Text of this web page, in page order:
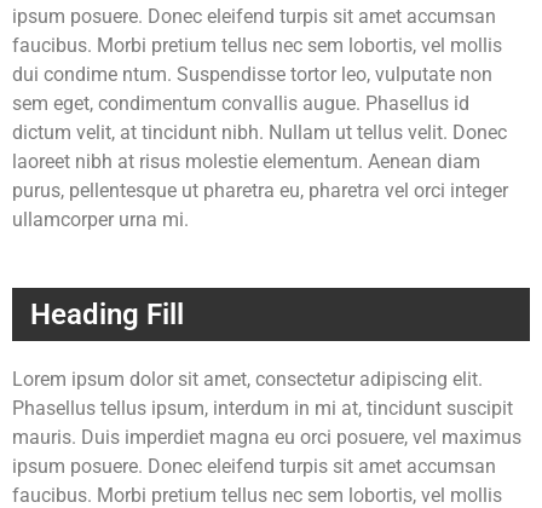
ipsum posuere. Donec eleifend turpis sit amet accumsan
faucibus. Morbi pretium tellus nec sem lobortis, vel mollis
dui condime ntum. Suspendisse tortor leo, vulputate non
sem eget, condimentum convallis augue. Phasellus id
dictum velit, at tincidunt nibh. Nullam ut tellus velit. Donec
laoreet nibh at risus molestie elementum. Aenean diam
purus, pellentesque ut pharetra eu, pharetra vel orci integer
ullamcorper urna mi.
Heading Fill
Lorem ipsum dolor sit amet, consectetur adipiscing elit.
Phasellus tellus ipsum, interdum in mi at, tincidunt suscipit
mauris. Duis imperdiet magna eu orci posuere, vel maximus
ipsum posuere. Donec eleifend turpis sit amet accumsan
faucibus. Morbi pretium tellus nec sem lobortis, vel mollis